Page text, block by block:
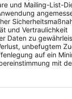
und Mailing-List-
und Vertraulichkeit
Daten zu
unbefugtem
auf ein
mit